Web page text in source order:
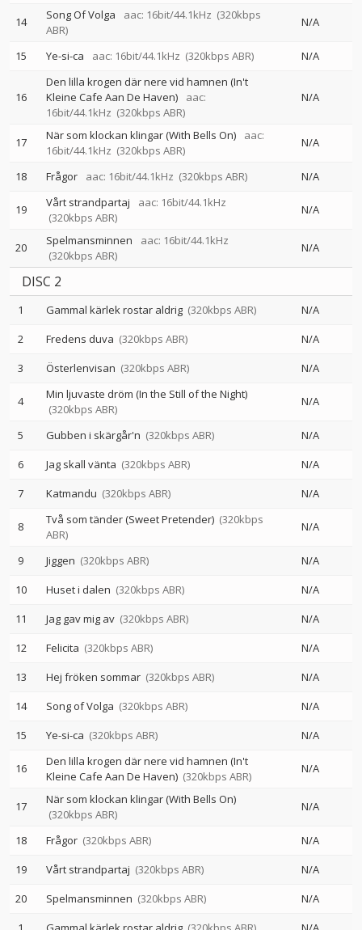
14 Song Of Volga aac: 16bit/44.1kHz (320kbps
ABR)
N/A
15 Ye-si-ca aac: 16bit/44.1kHz (320kbps ABR) N/A
16
Den lilla krogen där nere vid hamnen (In't
Kleine Cafe Aan De Haven)
aac:
16bit/44.1kHz (320kbps ABR)
N/A
17 När som klockan klingar (With Bells On)
aac:
16bit/44.1kHz (320kbps ABR)
N/A
18 Frågor aac: 16bit/44.1kHz (320kbps ABR) N/A
19 Vårt strandpartaj
aac: 16bit/44.1kHz
(320kbps ABR)
N/A
20 Spelmansminnen
aac: 16bit/44.1kHz
(320kbps ABR)
N/A
DISC 2
1 Gammal kärlek rostar aldrig (320kbps ABR)
N/A
2
Fredens duva (320kbps ABR)
N/A
3
Österlenvisan (320kbps ABR) N/A
4
Min ljuvaste dröm (In the Still of the Night)
(320kbps ABR)
N/A
5 Gubben i skärgår'n (320kbps ABR)
N/A
6
Jag skall vänta (320kbps ABR)
N/A
7
Katmandu (320kbps ABR) N/A
8 Två som tänder (Sweet Pretender) (320kbps
ABR)
N/A
9 Jiggen (320kbps ABR)
N/A
10
Huset i dalen (320kbps ABR)
N/A
11
Jag gav mig av (320kbps ABR)
N/A
12
Felicita (320kbps ABR)
N/A
13
Hej fröken sommar (320kbps ABR)
N/A
14
Song of Volga (320kbps ABR)
N/A
15
Ye-si-ca (320kbps ABR) N/A
16
Den lilla krogen där nere vid hamnen (In't
Kleine Cafe Aan De Haven) (320kbps ABR)
N/A
17
När som klockan klingar (With Bells On)
(320kbps ABR)
N/A
18 Frågor (320kbps ABR)
N/A
19
Vårt strandpartaj (320kbps ABR)
N/A
20
Spelmansminnen (320kbps ABR)
N/A